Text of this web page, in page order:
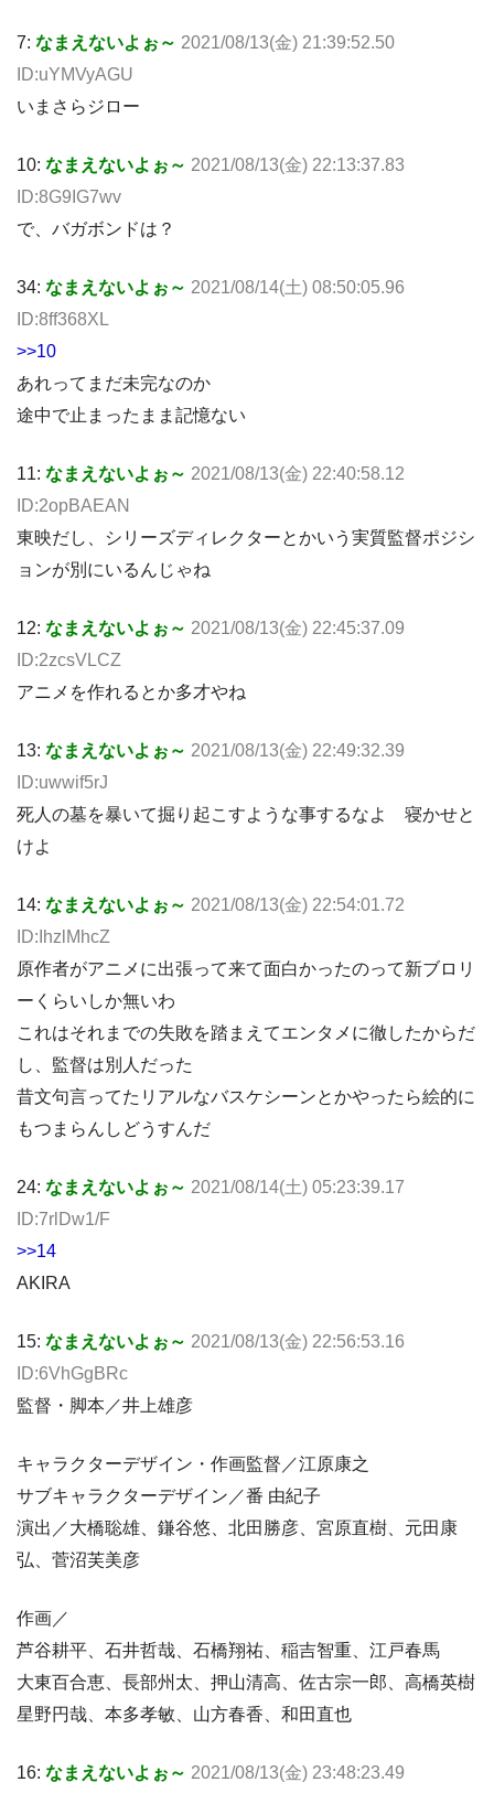
7: なまえないよぉ～ 2021/08/13(金) 21:39:52.50
ID:uYMVyAGU
いまさらジロー
10: なまえないよぉ～ 2021/08/13(金) 22:13:37.83
ID:8G9IG7wv
で、バガボンドは？
34: なまえないよぉ～ 2021/08/14(土) 08:50:05.96
ID:8ff368XL
>>10
あれってまだ未完なのか
途中で止まったまま記憶ない
11: なまえないよぉ～ 2021/08/13(金) 22:40:58.12
ID:2opBAEAN
東映だし、シリーズディレクターとかいう実質監督ポジシ
ョンが別にいるんじゃね
12: なまえないよぉ～ 2021/08/13(金) 22:45:37.09
ID:2zcsVLCZ
アニメを作れるとか多才やね
13: なまえないよぉ～ 2021/08/13(金) 22:49:32.39
ID:uwwif5rJ
死人の墓を暴いて掘り起こすような事するなよ 寝かせと
けよ
14: なまえないよぉ～ 2021/08/13(金) 22:54:01.72
ID:IhzlMhcZ
原作者がアニメに出張って来て面白かったのって新ブロリ
ーくらいしか無いわ
これはそれまでの失敗を踏まえてエンタメに徹したからだ
し、監督は別人だった
昔文句言ってたリアルなバスケシーンとかやったら絵的に
もつまらんしどうすんだ
24: なまえないよぉ～ 2021/08/14(土) 05:23:39.17
ID:7rlDw1/F
>>14
AKIRA
15: なまえないよぉ～ 2021/08/13(金) 22:56:53.16
ID:6VhGgBRc
監督・脚本／井上雄彦
キャラクターデザイン・作画監督／江原康之
サブキャラクターデザイン／番 由紀子
演出／大橋聡雄、鎌谷悠、北田勝彦、宮原直樹、元田康
弘、菅沼芙美彦
作画／
芦谷耕平、石井哲哉、石橋翔祐、稲吉智重、江戸春馬
大東百合恵、長部州太、押山清高、佐古宗一郎、高橋英樹
星野円哉、本多孝敏、山方春香、和田直也
16: なまえないよぉ～ 2021/08/13(金) 23:48:23.49